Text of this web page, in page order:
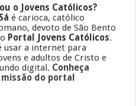
o Jovens Católicos?
é carioca, católico
devoto de São Bento
Portal Jovens Católicos.
usar a internet para
e adultos de Cristo e
digital. Conheça
do portal